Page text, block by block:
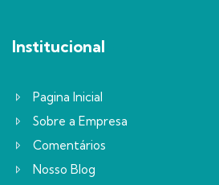
Institucional
Pagina Inicial
Sobre a Empresa
Comentários
Nosso Blog